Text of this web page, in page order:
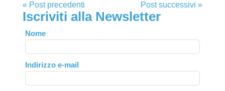
« Post precedenti Post successivi »
Iscriviti alla Newsletter
Leave
this
field
blank
Nome
Indirizzo e-mail